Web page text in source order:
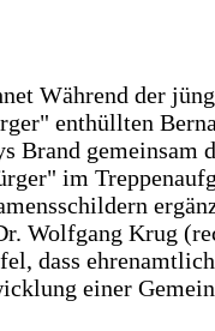
Während der
enthüllten
Brand gemeinsam
im
Wolfgang Krug
dass
einer